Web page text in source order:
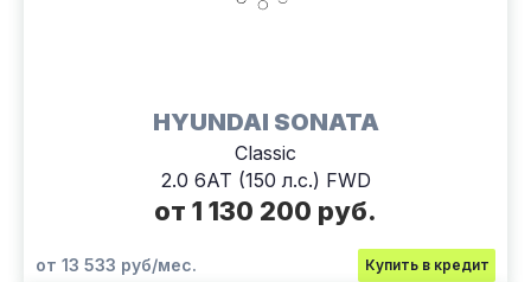
HYUNDAI SONATA
Classic
2.0 6АТ (150 л.с.) FWD
от 1 130 200 руб.
от 13 533 руб/мес. Купить в кредит